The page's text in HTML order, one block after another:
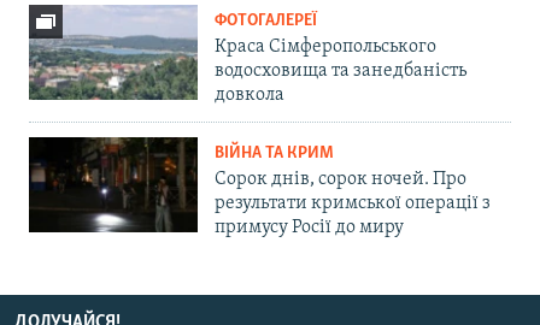
ФОТОГАЛЕРЕЇ
Краса Сімферопольського
водосховища та занедбаність
довкола
ВІЙНА ТА КРИМ
Сорок днів, сорок ночей. Про
результати кримської операції з
примусу Росії до миру